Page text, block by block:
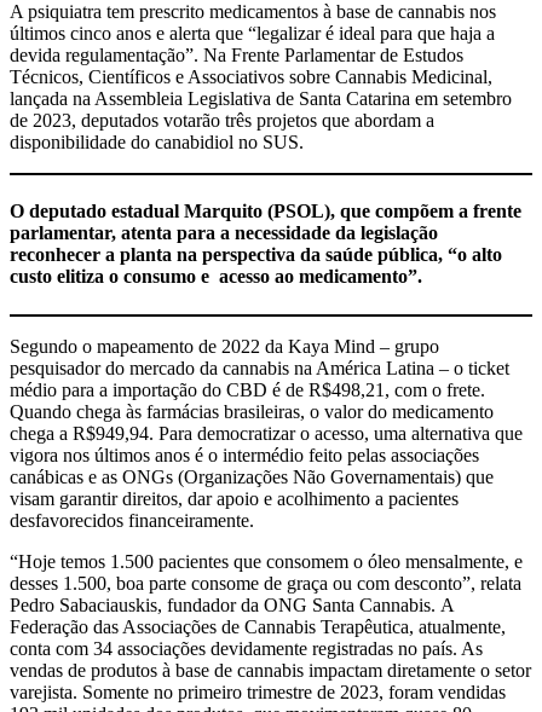
A psiquiatra tem prescrito medicamentos à base de cannabis nos
últimos cinco anos e alerta que “legalizar é ideal para que haja a
devida regulamentação”. Na Frente Parlamentar de Estudos
Técnicos, Científicos e Associativos sobre Cannabis Medicinal,
lançada na Assembleia Legislativa de Santa Catarina em setembro
de 2023, deputados votarão três projetos que abordam a
disponibilidade do canabidiol no SUS.
O deputado estadual Marquito (PSOL), que compõem a frente
parlamentar, atenta para a necessidade da legislação
reconhecer a planta na perspectiva da saúde pública, “o alto
custo elitiza o consumo e acesso ao medicamento”.
Segundo o mapeamento de 2022 da Kaya Mind – grupo
pesquisador do mercado da cannabis na América Latina – o ticket
médio para a importação do CBD é de R$498,21, com o frete.
Quando chega às farmácias brasileiras, o valor do medicamento
chega a R$949,94. Para democratizar o acesso, uma alternativa que
vigora nos últimos anos é o intermédio feito pelas associações
canábicas e as ONGs (Organizações Não Governamentais) que
visam garantir direitos, dar apoio e acolhimento a pacientes
desfavorecidos financeiramente.
“Hoje temos 1.500 pacientes que consomem o óleo mensalmente, e
desses 1.500, boa parte consome de graça ou com desconto”, relata
Pedro Sabaciauskis, fundador da ONG Santa Cannabis. A
Federação das Associações de Cannabis Terapêutica, atualmente,
conta com 34 associações devidamente registradas no país. As
vendas de produtos à base de cannabis impactam diretamente o setor
varejista. Somente no primeiro trimestre de 2023, foram vendidas